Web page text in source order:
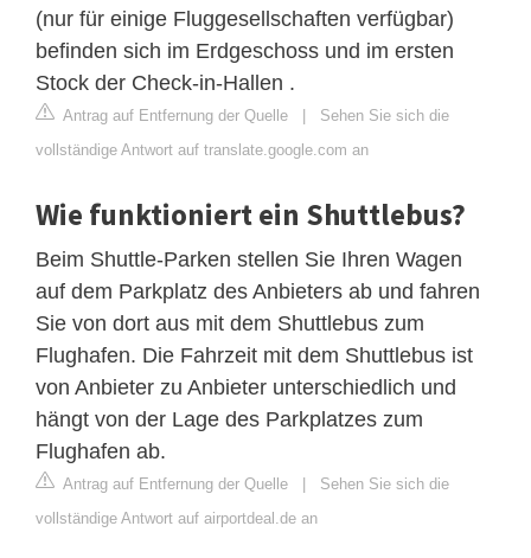
(nur für einige Fluggesellschaften verfügbar)
befinden sich im Erdgeschoss und im ersten
Stock der Check-in-Hallen .
Antrag auf Entfernung der Quelle | Sehen Sie sich die
vollständige Antwort auf translate.google.com an
Wie funktioniert ein Shuttlebus?
Beim Shuttle-Parken stellen Sie Ihren Wagen
auf dem Parkplatz des Anbieters ab und fahren
Sie von dort aus mit dem Shuttlebus zum
Flughafen. Die Fahrzeit mit dem Shuttlebus ist
von Anbieter zu Anbieter unterschiedlich und
hängt von der Lage des Parkplatzes zum
Flughafen ab.
Antrag auf Entfernung der Quelle | Sehen Sie sich die
vollständige Antwort auf airportdeal.de an